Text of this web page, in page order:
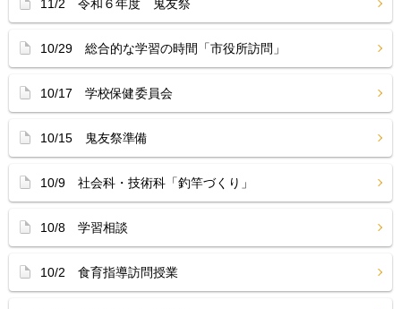
11/2 令和６年度 鬼友祭
10/29 総合的な学習の時間「市役所訪問」
10/17 学校保健委員会
10/15 鬼友祭準備
10/9 社会科・技術科「釣竿づくり」
10/8 学習相談
10/2 食育指導訪問授業